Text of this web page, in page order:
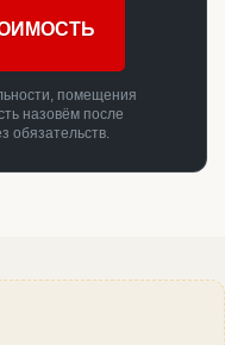
помещения
назовём после
обязательств.